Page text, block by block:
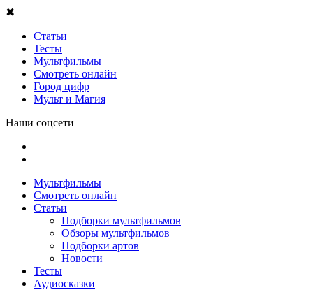
✖
Статьи
Тесты
Мультфильмы
Смотреть онлайн
Город цифр
Мульт и Магия
Наши соцсети
Мультфильмы
Смотреть онлайн
Статьи
Подборки мультфильмов
Обзоры мультфильмов
Подборки артов
Новости
Тесты
Аудиосказки